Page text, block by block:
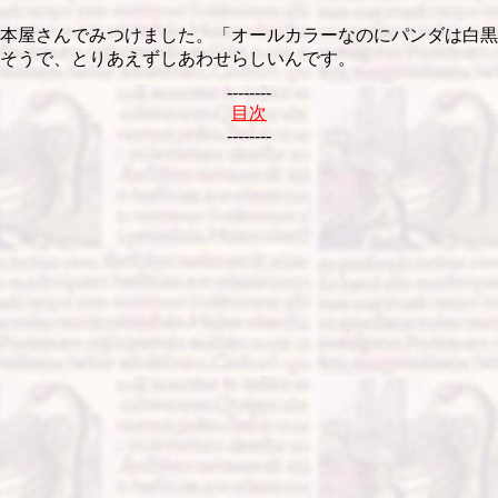
さんでみつけました。「オールカラーなのにパンダは白
うで、とりあえずしあわせらしいんです。
--------
目次
--------